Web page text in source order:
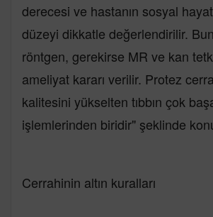
derecesi ve hastanın sosyal
düzeyi dikkatle değerlendirilir.
röntgen, gerekirse MR ve kan
ameliyat kararı verilir. Protez
kalitesini yükselten tıbbın çok
işlemlerinden biridir" şeklinde
Cerrahinin altın kuralları